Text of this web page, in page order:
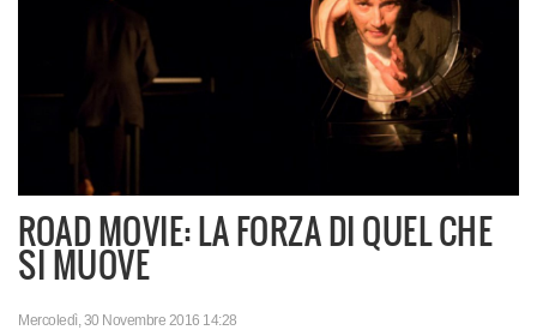
ROAD MOVIE: LA FORZA DI QUEL CHE
SI MUOVE
Mercoledì, 30 Novembre 2016 14:28